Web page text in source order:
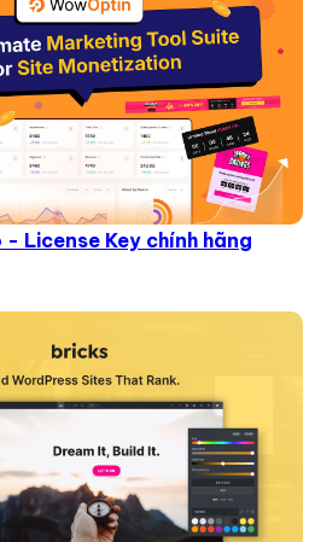
License Key chính hãng